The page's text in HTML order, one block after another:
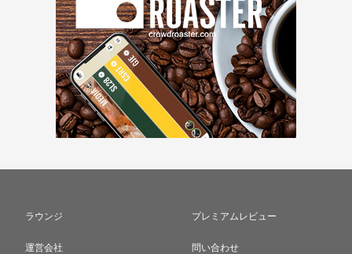
ラウンジ プレミアムレビュー
運営会社 問い合わせ